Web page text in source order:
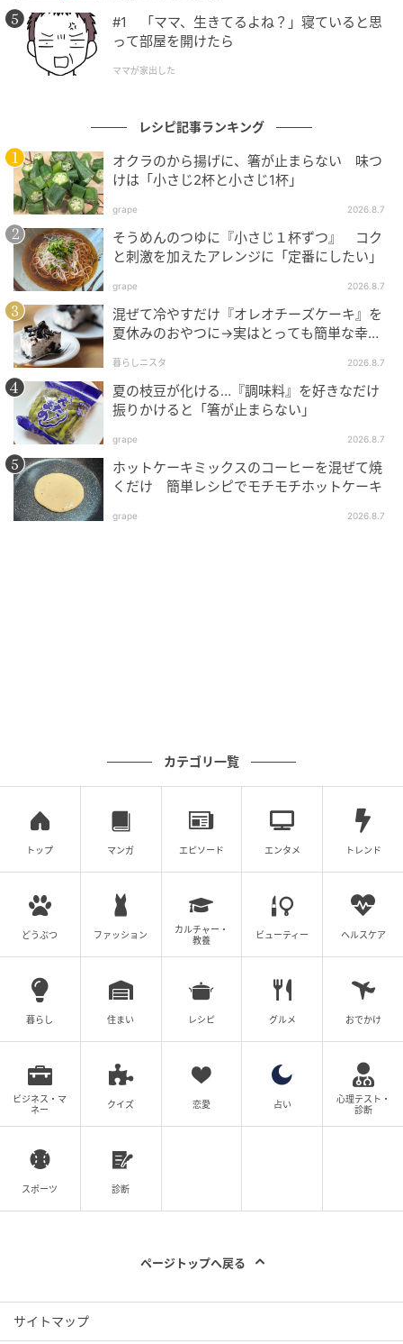
オレンジページnet
早速ソフトクリームにかけてお味見。
甘さ控えめで、果実感あって美味〜♪
おいしくできました！
しかしこの写真を撮って間もなく、
ソースが漏れてることに気づき
慌ててタッパーに移し替え。
WECKを使う直前、熱湯消毒として
熱湯をかけたときに微かにパリンという音が
瓶ものを熱湯消毒するときは要注意・・・
元記事で読む
次の記事
安い早いウマい！節約したい日の炒め1分『も
やしのにんにく炒め』がリピ確定
の記事をもっとみる
#1 「ママ、生きてるよね？」寝ていると思
って部屋を開けたら
ママが家出した
レシピ記事ランキング
オクラのから揚げに、箸が止まらない 味つ
けは「小さじ2杯と小さじ1杯」
grape 2026.8.7
そうめんのつゆに『小さじ１杯ずつ』 コク
と刺激を加えたアレンジに「定番にしたい」
grape 2026.8.7
混ぜて冷やすだけ『オレオチーズケーキ』を
夏休みのおやつに→実はとっても簡単な幸せ
暮らしニスタ 2026.8.7
夏の枝豆が化ける…『調味料』を好きなだけ
振りかけると「箸が止まらない」
grape 2026.8.7
ホットケーキミックスのコーヒーを混ぜて焼
くだけ 簡単レシピでモチモチホットケーキ
grape 2026.8.7
カテゴリ一覧
トップ マンガ エピソード エンタメ トレンド
どうぶつ ファッション
カルチャー・
教養
ビューティー ヘルスケア
暮らし 住まい レシピ グルメ おでかけ
ビジネス・マ
ネー
クイズ 恋愛 占い
心理テスト・
診断
スポーツ 診断
ページトップへ戻る
サイトマップ